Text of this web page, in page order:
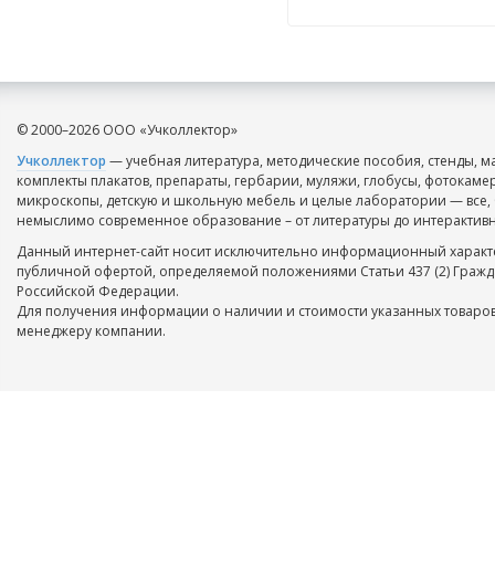
© 2000–2026 ООО «Учколлектор»
Учколлектор — учебная литература, методические пособия, стенды,
комплекты плакатов, препараты, гербарии, муляжи, глобусы,
микроскопы, детскую и школьную мебель и целые лаборатории — все,
немыслимо современное образование – от литературы до
Данный интернет-сайт носит исключительно информационный
публичной офертой, определяемой положениями Статьи 437 (2)
Российской Федерации.
Для получения информации о наличии и стоимости указанных
менеджеру компании.